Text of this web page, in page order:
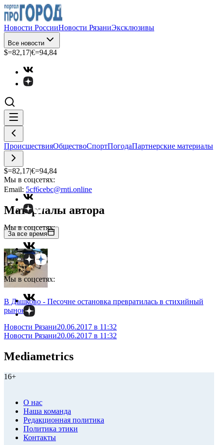
Новости РоссииНовости РязаниЭксклюзивы
Все новости
$=82,17|€=94,84
ПроисшествияОбществоСпортПогодаПартнерские материалы
$=82,17|€=94,84
Мы в соцсетях:
Мы в соцсетях:
Мы в соцсетях:
Email: 5cf6cebc@rnti.online
Материалы автора
За все время
В Дашково - Песочне остановка превратилась в стихийный
рынок
Новости Рязани20.06.2017 в 11:32
Новости Рязани20.06.2017 в 11:32
Mediametrics
16+
О нас
Наша команда
Редакционная политика
Политика этики
Контакты